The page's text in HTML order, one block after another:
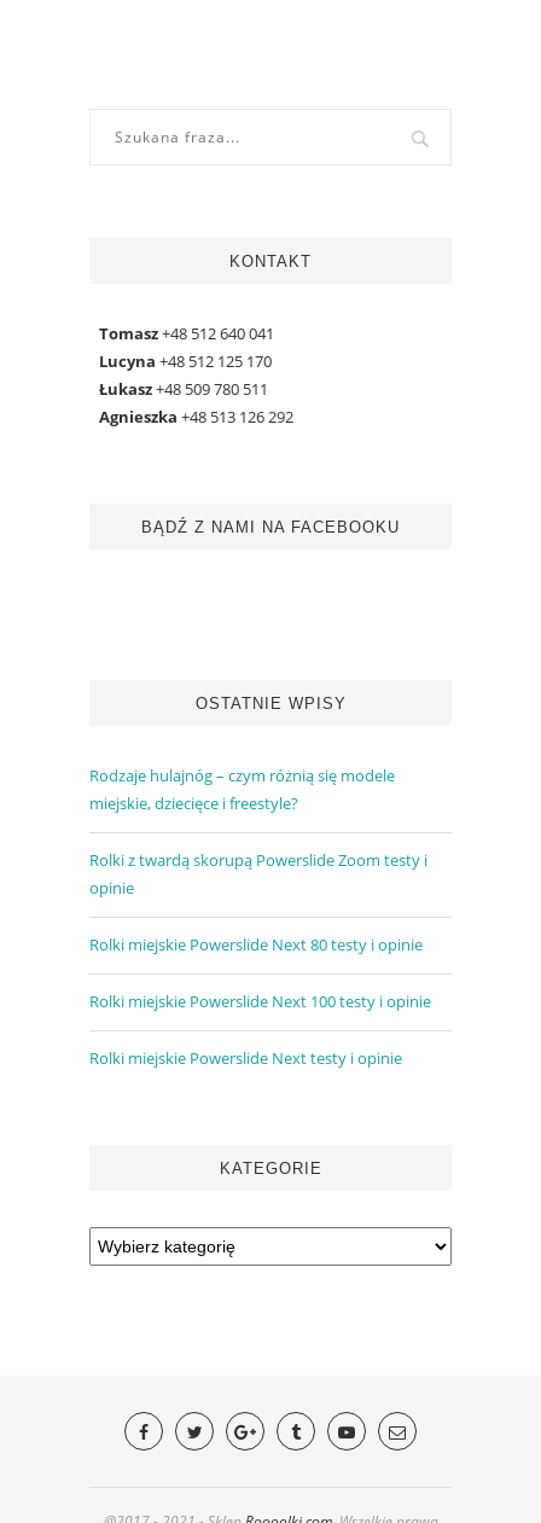
KONTAKT
Tomasz+48 512 640 041
Lucyna +48 512 125 170
Łukasz+48 509 780 511
Agnieszka +48 513 126 292
BĄDŹ Z NAMI NA FACEBOOKU
OSTATNIE WPISY
Rodzaje hulajnóg – czym różnią się modele
miejskie, dziecięce i freestyle?
Rolki z twardą skorupą Powerslide Zoom testy i
opinie
Rolki miejskie Powerslide Next 80 testy i opinie
Rolki miejskie Powerslide Next 100 testy i opinie
Rolki miejskie Powerslide Next testy i opinie
KATEGORIE